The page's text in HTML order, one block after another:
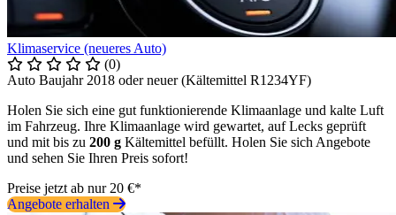
Klimaservice (neueres Auto)
(0)
Auto Baujahr 2018 oder neuer (Kältemittel R1234YF)
Holen Sie sich eine gut funktionierende Klimaanlage und kalte Luft
im Fahrzeug. Ihre Klimaanlage wird gewartet, auf Lecks geprüft
und mit bis zu 200 g Kältemittel befüllt. Holen Sie sich Angebote
und sehen Sie Ihren Preis sofort!
Preise jetzt ab nur 20 €*
Angebote erhalten